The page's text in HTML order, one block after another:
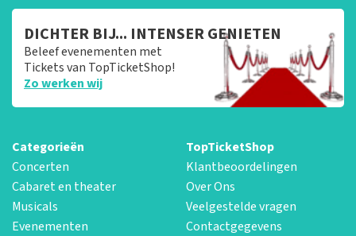
DICHTER BIJ... INTENSER GENIETEN
Beleef evenementen met
Tickets van TopTicketShop!
Zo werken wij
Categorieën
Concerten
Cabaret en theater
Musicals
Evenementen
TopTicketShop
Klantbeoordelingen
Over Ons
Veelgestelde vragen
Contactgegevens